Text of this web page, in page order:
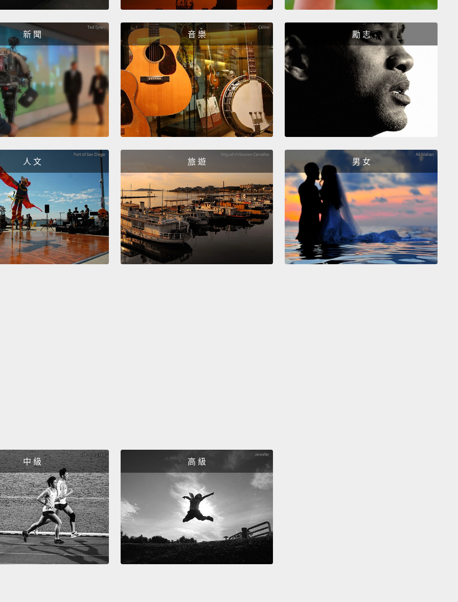
25 位美國人會拿到護照。
58 airplanes will take off somewhere in the world.
58 架飛機會在世界某處起飛。
Two people will be killed in a road accident.
兩個人會在交通事故中喪生。
400 people will sign up on Facebook.
400 個人會註冊 Facebook。
Around 187 million emails will be sent.
大概有 1.87 億封電子郵件會被寄出。
1,389 people will order an Uber.
1,389 人會叫 Uber。
400 hours of video will be uploaded to YouTube.
可觀測宇宙會膨脹 2,766.4 英里。
A snail in your garden, moving nonstop, may have
covered two-thirds of an inch.
你花園中的蝸牛，如果不斷移動的話，會爬行 2/3 英寸。
And...you have spent a minute watching The Infographics
Show.
還有...你花了一分鐘看了 The Infographics Show。
新 聞 音 樂 勵 志
人 文 旅 遊 男 女
中 級 高 級